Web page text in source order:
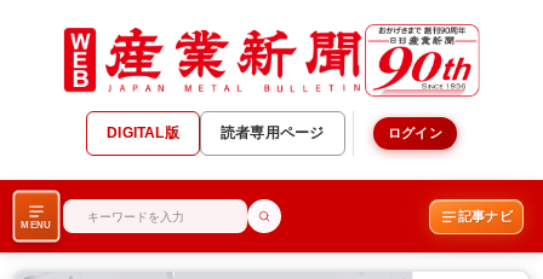
DIGITAL版 読者専用ページ ログイン
MENU
記事ナビ